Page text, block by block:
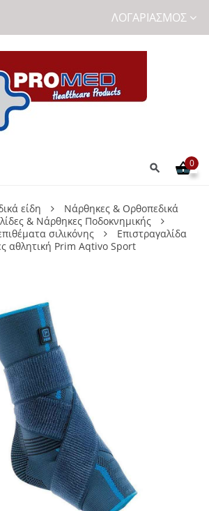
ΛΟΓΑΡΙΑΣΜΌΣ
0
είδη
Νάρθηκες & Ορθοπεδικά
& Νάρθηκες Ποδοκνημικής
σιλικόνης
Επιστραγαλίδα
αθλητική Prim Aqtivo Sport